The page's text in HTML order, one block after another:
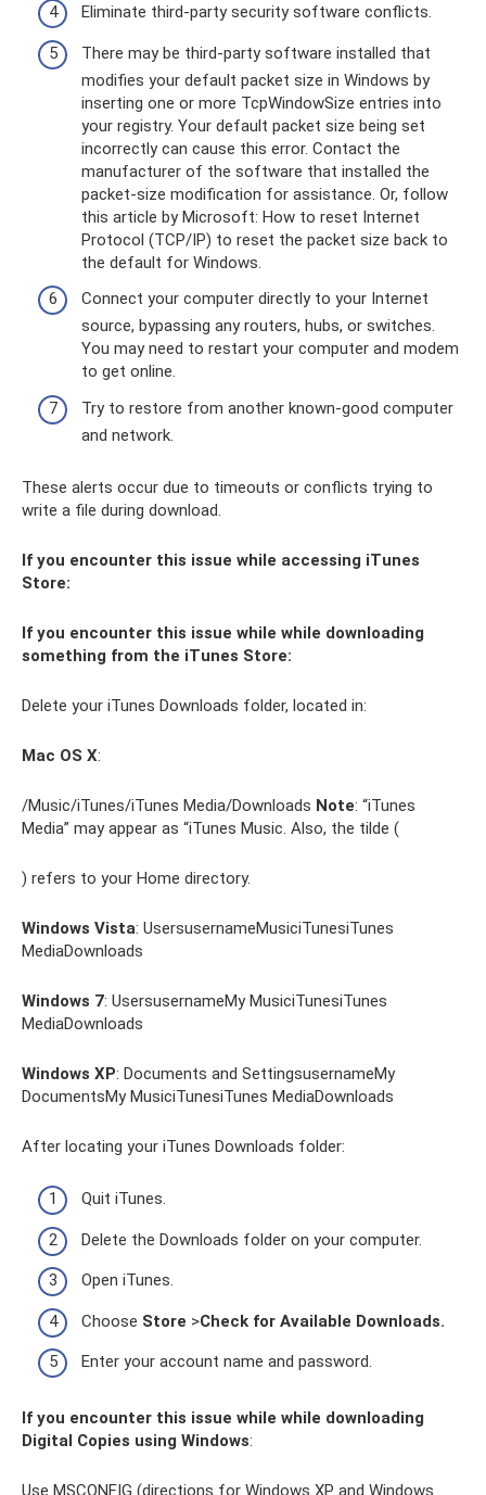
Eliminate third-party security software conflicts.
There may be third-party software installed that
modifies your default packet size in Windows by
inserting one or more TcpWindowSize entries into
your registry. Your default packet size being set
incorrectly can cause this error. Contact the
manufacturer of the software that installed the
packet-size modification for assistance. Or, follow
this article by Microsoft: How to reset Internet
Protocol (TCP/IP) to reset the packet size back to
the default for Windows.
Connect your computer directly to your Internet
source, bypassing any routers, hubs, or switches.
You may need to restart your computer and modem
to get online.
Try to restore from another known-good computer
and network.
These alerts occur due to timeouts or conflicts trying to
write a file during download.
If you encounter this issue while accessing iTunes
Store:
If you encounter this issue while while downloading
something from the iTunes Store:
Delete your iTunes Downloads folder, located in:
Mac OS X:
/Music/iTunes/iTunes Media/Downloads Note: “iTunes
Media” may appear as “iTunes Music. Also, the tilde (
) refers to your Home directory.
Windows Vista: UsersusernameMusiciTunesiTunes
MediaDownloads
Windows 7: UsersusernameMy MusiciTunesiTunes
MediaDownloads
Windows XP: Documents and SettingsusernameMy
DocumentsMy MusiciTunesiTunes MediaDownloads
After locating your iTunes Downloads folder:
Quit iTunes.
Delete the Downloads folder on your computer.
Open iTunes.
Choose Store >Check for Available Downloads.
Enter your account name and password.
If you encounter this issue while while downloading
Digital Copies using Windows:
Use MSCONFIG (directions for Windows XP and Windows